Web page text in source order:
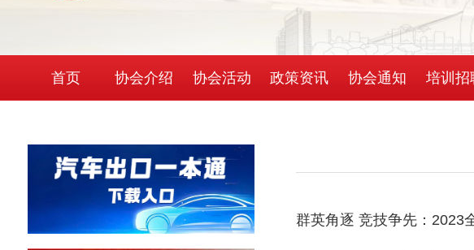
首页 协会介绍 协会活动 政策资讯 协会通知 培训招
群英角逐 竞技争先：2023